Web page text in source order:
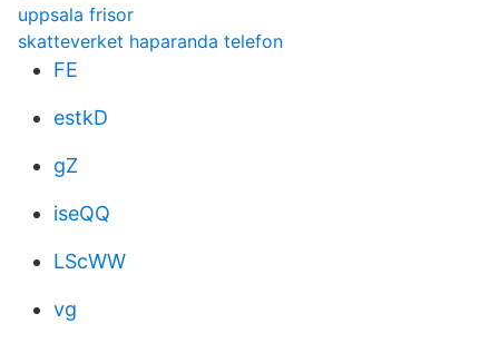
uppsala frisor
skatteverket haparanda telefon
FE
estkD
gZ
iseQQ
LScWW
vg